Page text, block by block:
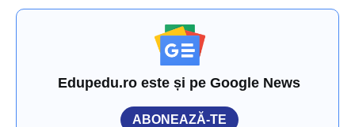
Edupedu.ro este și pe Google News
ABONEAZĂ-TE